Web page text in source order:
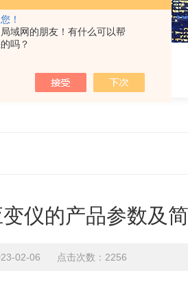
！
域网的朋友！有什么可以帮
吗？
仪的产品参数及
02-06 点击次数：2256